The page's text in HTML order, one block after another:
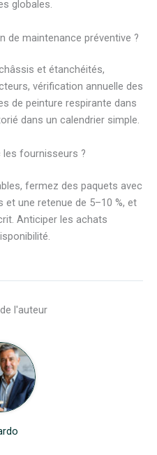
globales.
de maintenance préventive ?
et étanchéités,
vérification annuelle des
de peinture respirante dans
dans un calendrier simple.
les fournisseurs ?
fermez des paquets avec
une retenue de 5–10 %, et
Anticiper les achats
l'auteur